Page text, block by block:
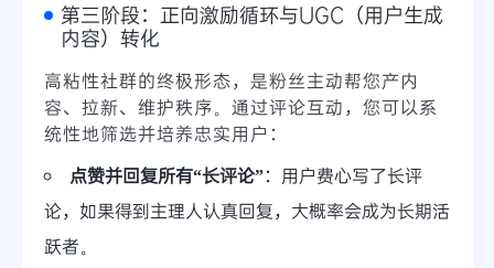
第三阶段：正向激励循环与UGC（用户生成
内容）转化
高粘性社群的终极形态，是粉丝主动帮您产内
容、拉新、维护秩序。通过评论互动，您可以系
统性地筛选并培养忠实用户：
点赞并回复所有“长评论”：用户费心写了长评
论，如果得到主理人认真回复，大概率会成为长期活
跃者。